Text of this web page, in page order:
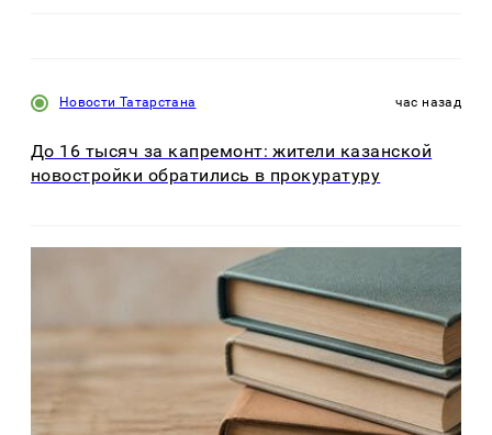
Новости Татарстана час назад
До 16 тысяч за капремонт: жители казанской
новостройки обратились в прокуратуру